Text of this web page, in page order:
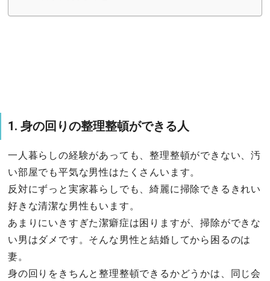
1. 身の回りの整理整頓ができる人
一人暮らしの経験があっても、整理整頓ができない、汚
い部屋でも平気な男性はたくさんいます。
反対にずっと実家暮らしでも、綺麗に掃除できるきれい
好きな清潔な男性もいます。
あまりにいきすぎた潔癖症は困りますが、掃除ができな
い男はダメです。そんな男性と結婚してから困るのは
妻。
身の回りをきちんと整理整頓できるかどうかは、同じ会